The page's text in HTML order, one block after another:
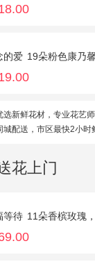
的爱 19朵粉色康乃
新鲜花材，专业花艺
配送，市区最快2小时
花上门
等待 11朵香槟玫瑰